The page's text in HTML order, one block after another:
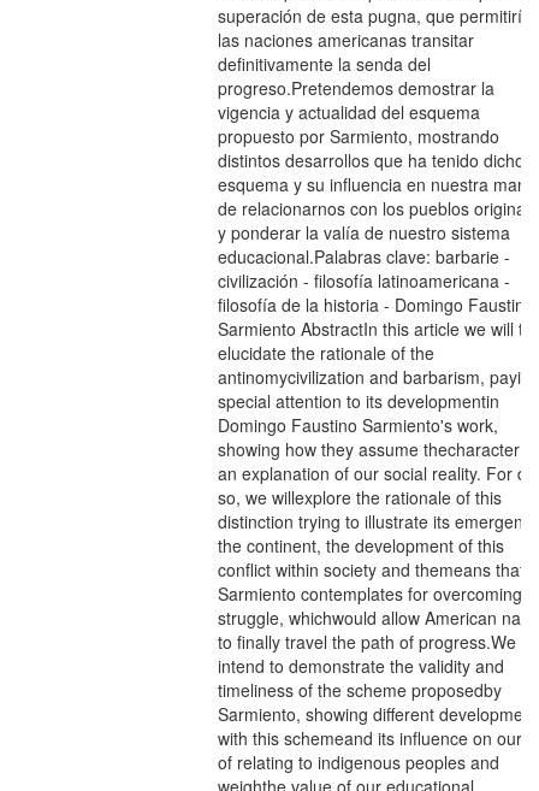
superación de esta pugna, que permitirí­a
las naciones americanas transitar
definitivamente la senda del
progreso.Pretendemos demostrar la
vigencia y actualidad del esquema
propuesto por Sarmiento, mostrando
distintos desarrollos que ha tenido dicho
esquema y su influencia en nuestra
de relacionarnos con los pueblos
y ponderar la valí­a de nuestro sistema
educacional.Palabras clave: barbarie -
civilización - filosofí­a latinoamericana -
filosofí­a de la historia - Domingo Faustino
Sarmiento AbstractIn this article we will
elucidate the rationale of the
antinomycivilization and barbarism, paying
special attention to its developmentin
Domingo Faustino Sarmiento's work,
showing how they assume thecharacter of
an explanation of our social reality. For
so, we willexplore the rationale of this
distinction trying to illustrate its
the continent, the development of this
conflict within society and themeans that
Sarmiento contemplates for overcoming
struggle, whichwould allow American
to finally travel the path of progress.We
intend to demonstrate the validity and
timeliness of the scheme proposedby
Sarmiento, showing different
with this schemeand its influence on our
of relating to indigenous peoples and
weighthe value of our educational